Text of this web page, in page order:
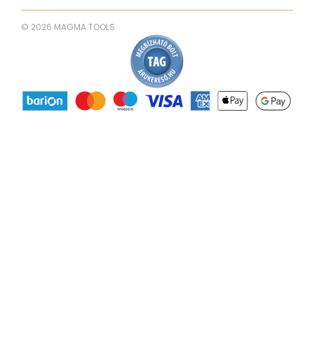
© 2026 MAGMA TOOLS